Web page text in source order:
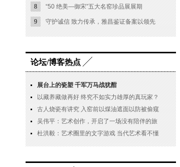
8 “50 绝美—御宋”五大名窑珍品展展期
9 守护诚信 致力传承，雅昌鉴证备案以领先
论坛/博客热点
展台上的瓷塑 千军万马战犹酣
以藏养藏做再好 终究不如实力雄厚的真玩家？
古人烧瓷有讲究 入窑前以煤油遮面以防被偷窥
吴伟平：艺术创作，开启了一场没有陪伴的旅
杜洪毅：艺术圈里的文字游戏 当代艺术看不懂